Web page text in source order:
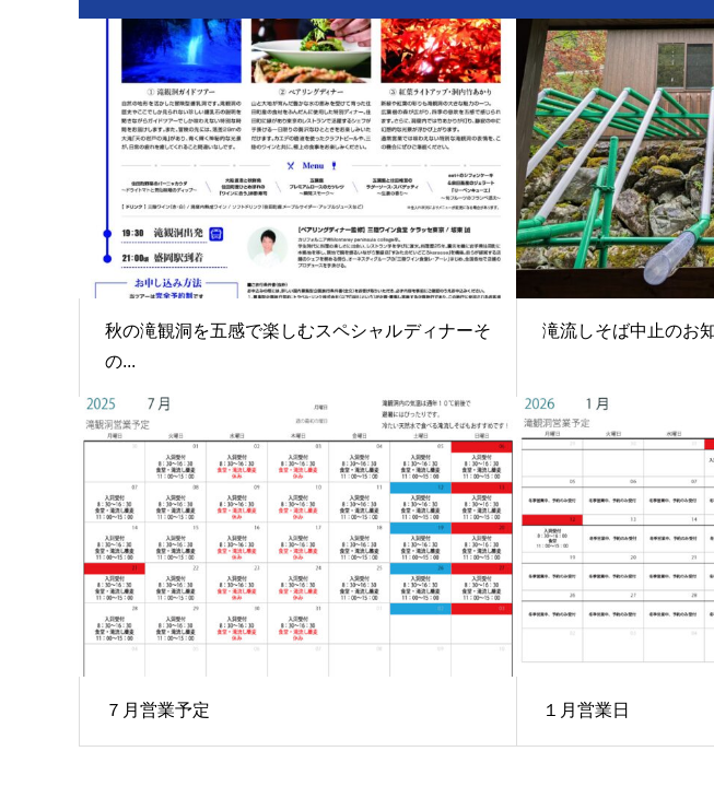
秋の滝観洞を五感で楽しむスペシャルディナーそ
の...
滝流しそば中止のお
７月営業予定 １月営業日